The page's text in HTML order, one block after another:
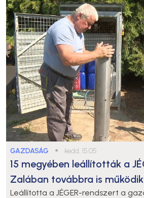
GAZDASÁG ● kedd, 15:05
15 megyében leállították a
Zalában továbbra is működik
Leállította a JÉGER-rendszert a